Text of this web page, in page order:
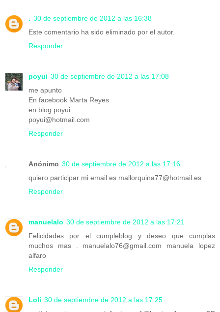
. 30 de septiembre de 2012 a las 16:38
Este comentario ha sido eliminado por el autor.
Responder
poyui 30 de septiembre de 2012 a las 17:08
me apunto
En facebook Marta Reyes
en blog poyui
poyui@hotmail.com
Responder
Anónimo 30 de septiembre de 2012 a las 17:16
quiero participar mi email es mallorquina77@hotmail.es
Responder
manuelalo 30 de septiembre de 2012 a las 17:21
Felicidades por el cumpleblog y deseo que cumplas
muchos mas . manuelalo76@gmail.com manuela lopez
alfaro
Responder
Loli 30 de septiembre de 2012 a las 17:25